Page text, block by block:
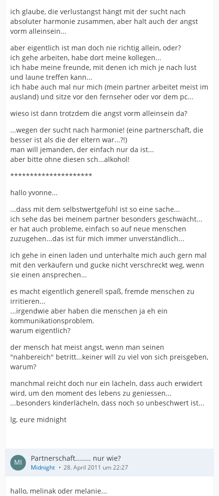
ich glaube, die verlustangst hängt mit der sucht nach
absoluter harmonie zusammen, aber halt auch der angst
vorm alleinsein...
aber eigentlich ist man doch nie richtig allein, oder?
ich gehe arbeiten, habe dort meine kollegen...
ich habe meine freunde, mit denen ich mich je nach lust
und laune treffen kann...
ich habe auch mal nur mich (mein partner arbeitet meist im
ausland) und sitze vor den fernseher oder vor dem pc...
wieso ist dann trotzdem die angst vorm alleinsein da?
...wegen der sucht nach harmonie! (eine partnerschaft, die
besser ist als die der eltern war...?!)
man will jemanden, der einfach nur da ist...
aber bitte ohne diesen sch...alkohol!
*********************
hallo yvonne...
...dass mit dem selbstwertgefühl ist so eine sache...
ich sehe das bei meinem partner besonders geschwächt...
er hat auch probleme, einfach so auf neue menschen
zuzugehen...das ist für mich immer unverständlich...
ich gehe in einen laden und unterhalte mich auch gern mal
mit den verkäufern und gucke nicht verschreckt weg, wenn
sie einen ansprechen...
es macht eigentlich generell spaß, fremde menschen zu
irritieren...
...irgendwie aber haben die menschen ja eh ein
kommunikationsproblem.
warum eigentlich?
der mensch hat meist angst, wenn man seinen
"nahbereich" betritt...keiner will zu viel von sich preisgeben,
warum?
manchmal reicht doch nur ein lächeln, dass auch erwidert
wird, um den moment des lebens zu geniessen...
...besonders kinderlächeln, dass noch so unbeschwert ist...
lg, eure midnight
Partnerschaft........ nur wie?
Midnight 28. April 2011 um 22:27
hallo, melinak oder melanie...